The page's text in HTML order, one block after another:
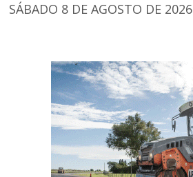
SÁBADO 8 DE AGOSTO DE 2026